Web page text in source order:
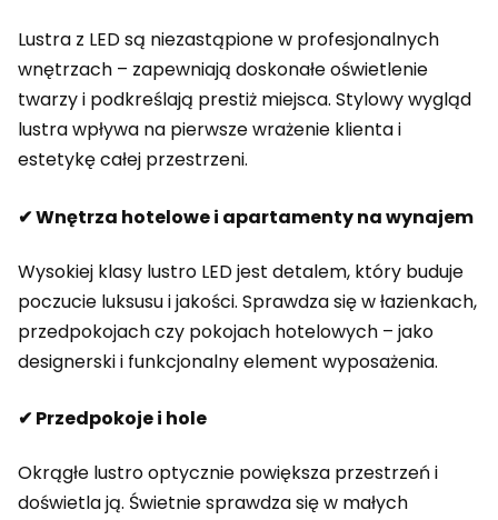
Lustra z LED są niezastąpione w profesjonalnych
wnętrzach – zapewniają doskonałe oświetlenie
twarzy i podkreślają prestiż miejsca. Stylowy wygląd
lustra wpływa na pierwsze wrażenie klienta i
estetykę całej przestrzeni.
✔ Wnętrza hotelowe i apartamenty na wynajem
Wysokiej klasy lustro LED jest detalem, który buduje
poczucie luksusu i jakości. Sprawdza się w łazienkach,
przedpokojach czy pokojach hotelowych – jako
designerski i funkcjonalny element wyposażenia.
✔ Przedpokoje i hole
Okrągłe lustro optycznie powiększa przestrzeń i
doświetla ją. Świetnie sprawdza się w małych